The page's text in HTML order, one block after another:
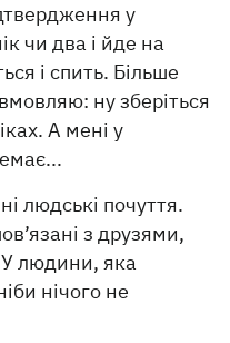
у
чи два і йде на
і спить. Більше
ну зберіться
А мені у
людські почуття.
з друзями,
У людини, яка
нічого не